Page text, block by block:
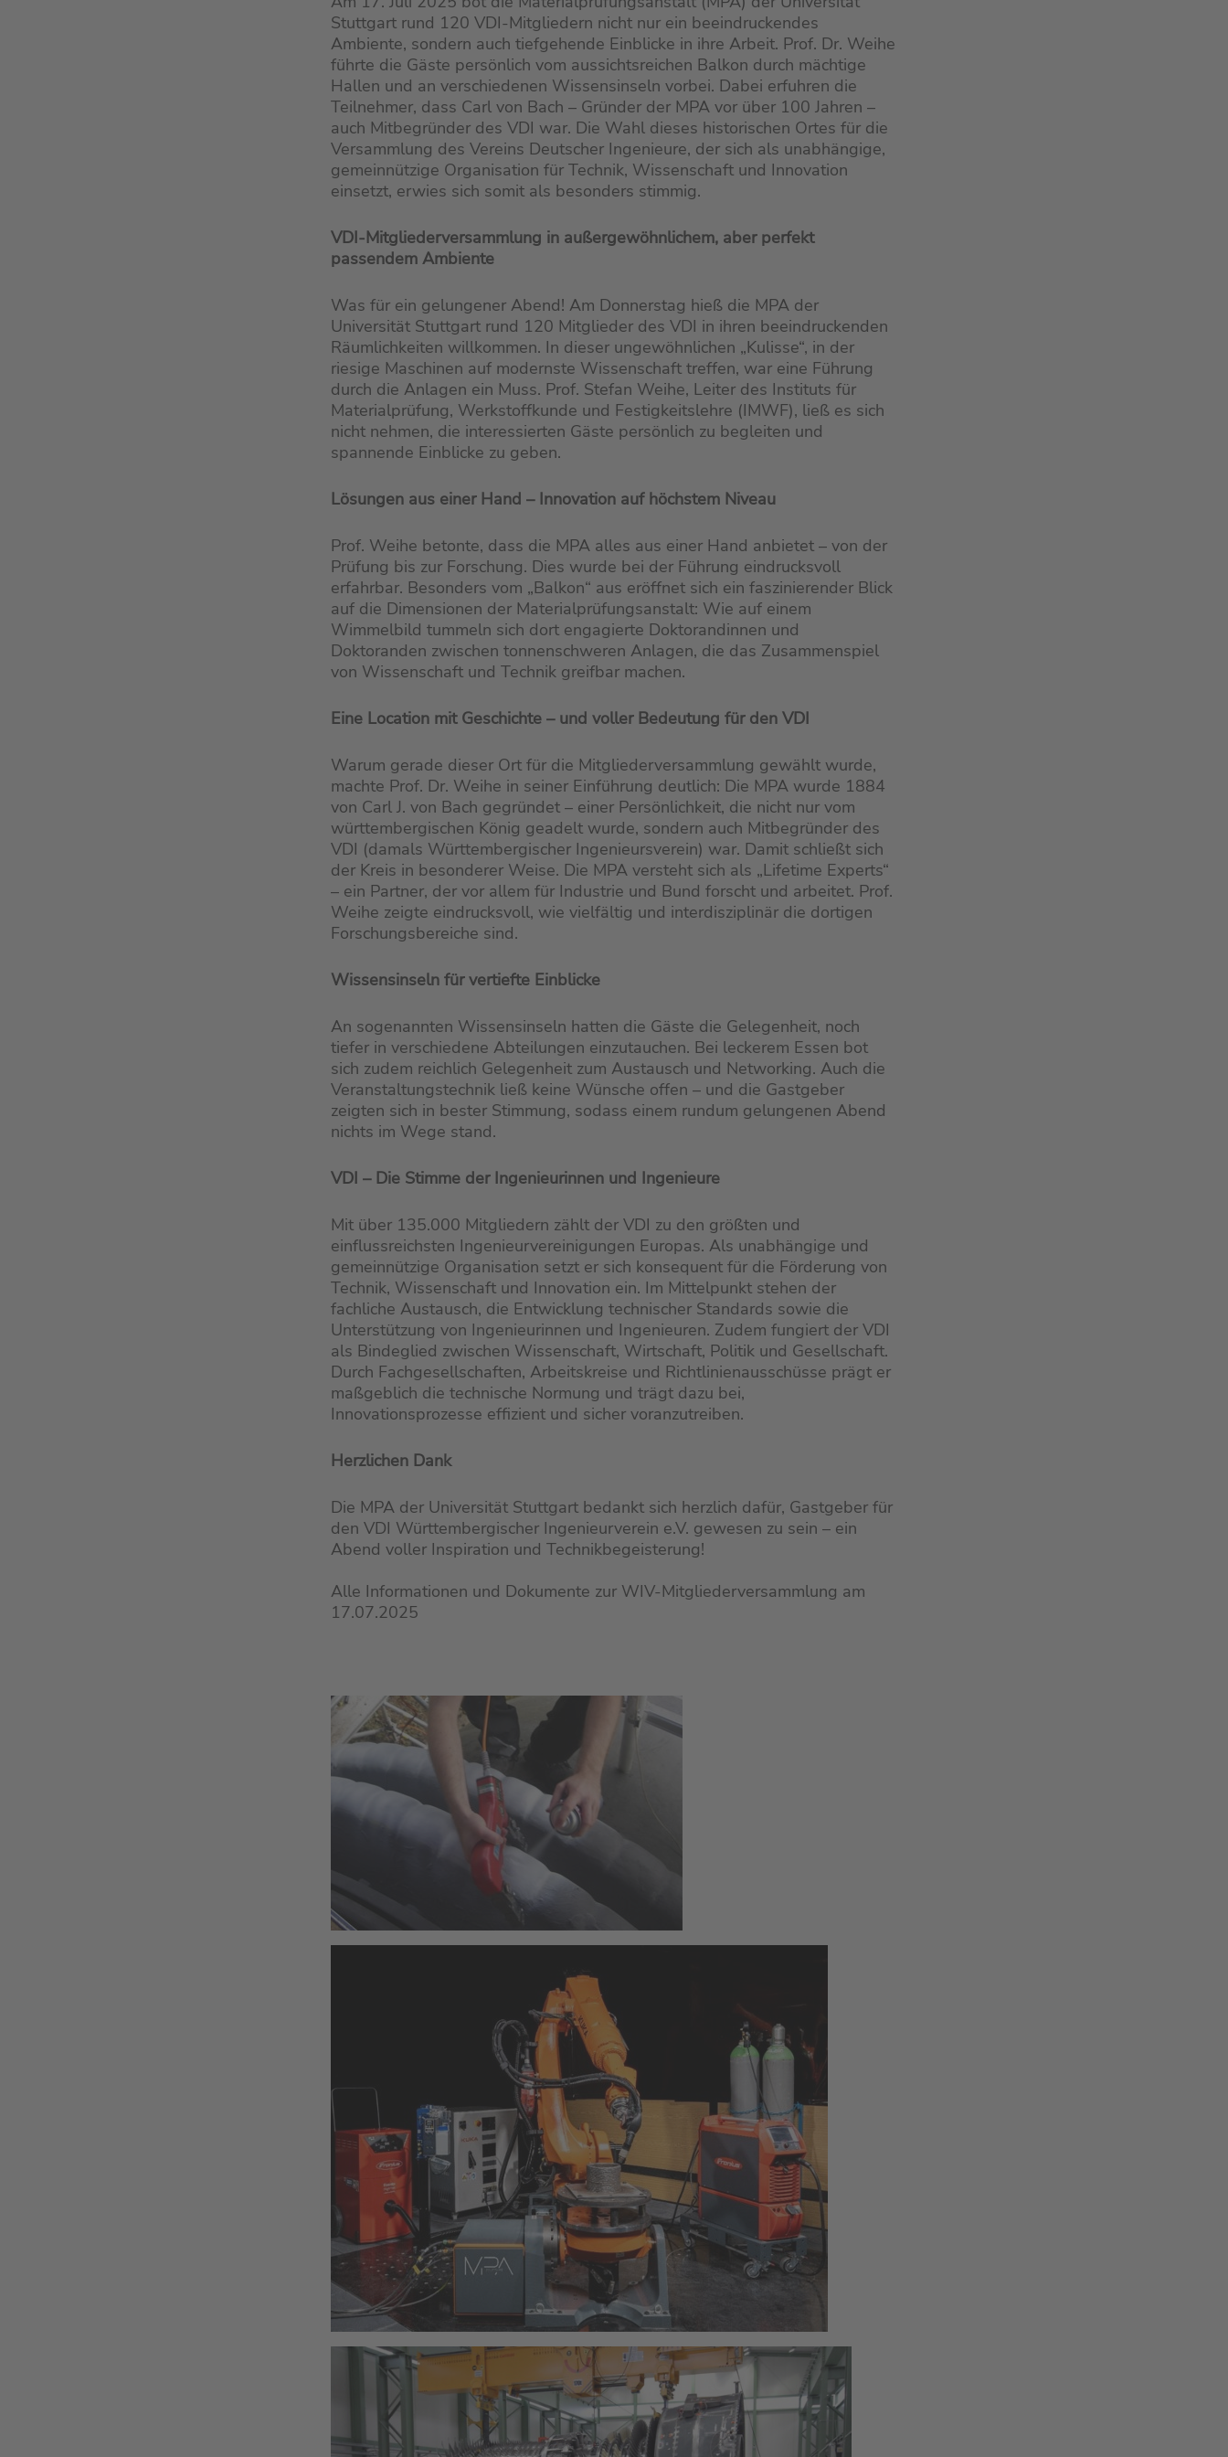
Stuttgart rund 120 VDI-Mitgliedern nicht nur ein beeindruckendes
Ambiente, sondern auch tiefgehende Einblicke in ihre Arbeit. Prof. Dr. Weihe
führte die Gäste persönlich vom aussichtsreichen Balkon durch mächtige
Hallen und an verschiedenen Wissensinseln vorbei. Dabei erfuhren die
Teilnehmer, dass Carl von Bach – Gründer der MPA vor über 100 Jahren –
auch Mitbegründer des VDI war. Die Wahl dieses historischen Ortes für die
Versammlung des Vereins Deutscher Ingenieure, der sich als unabhängige,
gemeinnützige Organisation für Technik, Wissenschaft und Innovation
einsetzt, erwies sich somit als besonders stimmig.
VDI-Mitgliederversammlung in außergewöhnlichem, aber perfekt
passendem Ambiente
Was für ein gelungener Abend! Am Donnerstag hieß die MPA der
Universität Stuttgart rund 120 Mitglieder des VDI in ihren beeindruckenden
Räumlichkeiten willkommen. In dieser ungewöhnlichen „Kulisse“, in der
riesige Maschinen auf modernste Wissenschaft treffen, war eine Führung
durch die Anlagen ein Muss. Prof. Stefan Weihe, Leiter des Instituts für
Materialprüfung, Werkstoffkunde und Festigkeitslehre (IMWF), ließ es sich
nicht nehmen, die interessierten Gäste persönlich zu begleiten und
spannende Einblicke zu geben.
Lösungen aus einer Hand – Innovation auf höchstem Niveau
Prof. Weihe betonte, dass die MPA alles aus einer Hand anbietet – von der
Prüfung bis zur Forschung. Dies wurde bei der Führung eindrucksvoll
erfahrbar. Besonders vom „Balkon“ aus eröffnet sich ein faszinierender Blick
auf die Dimensionen der Materialprüfungsanstalt: Wie auf einem
Wimmelbild tummeln sich dort engagierte Doktorandinnen und
Doktoranden zwischen tonnenschweren Anlagen, die das Zusammenspiel
von Wissenschaft und Technik greifbar machen.
Eine Location mit Geschichte – und voller Bedeutung für den VDI
Warum gerade dieser Ort für die Mitgliederversammlung gewählt wurde,
machte Prof. Dr. Weihe in seiner Einführung deutlich: Die MPA wurde 1884
von Carl J. von Bach gegründet – einer Persönlichkeit, die nicht nur vom
württembergischen König geadelt wurde, sondern auch Mitbegründer des
VDI (damals Württembergischer Ingenieursverein) war. Damit schließt sich
der Kreis in besonderer Weise. Die MPA versteht sich als „Lifetime Experts“
– ein Partner, der vor allem für Industrie und Bund forscht und arbeitet. Prof.
Weihe zeigte eindrucksvoll, wie vielfältig und interdisziplinär die dortigen
Forschungsbereiche sind.
Wissensinseln für vertiefte Einblicke
An sogenannten Wissensinseln hatten die Gäste die Gelegenheit, noch
tiefer in verschiedene Abteilungen einzutauchen. Bei leckerem Essen bot
sich zudem reichlich Gelegenheit zum Austausch und Networking. Auch die
Veranstaltungstechnik ließ keine Wünsche offen – und die Gastgeber
zeigten sich in bester Stimmung, sodass einem rundum gelungenen Abend
nichts im Wege stand.
VDI – Die Stimme der Ingenieurinnen und Ingenieure
Mit über 135.000 Mitgliedern zählt der VDI zu den größten und
einflussreichsten Ingenieurvereinigungen Europas. Als unabhängige und
gemeinnützige Organisation setzt er sich konsequent für die Förderung von
Technik, Wissenschaft und Innovation ein. Im Mittelpunkt stehen der
fachliche Austausch, die Entwicklung technischer Standards sowie die
Unterstützung von Ingenieurinnen und Ingenieuren. Zudem fungiert der VDI
als Bindeglied zwischen Wissenschaft, Wirtschaft, Politik und Gesellschaft.
Durch Fachgesellschaften, Arbeitskreise und Richtlinienausschüsse prägt er
maßgeblich die technische Normung und trägt dazu bei,
Innovationsprozesse effizient und sicher voranzutreiben.
Herzlichen Dank
Die MPA der Universität Stuttgart bedankt sich herzlich dafür, Gastgeber für
den VDI Württembergischer Ingenieurverein e.V. gewesen zu sein – ein
Abend voller Inspiration und Technikbegeisterung!
Alle Informationen und Dokumente zur WIV-Mitgliederversammlung am
17.07.2025